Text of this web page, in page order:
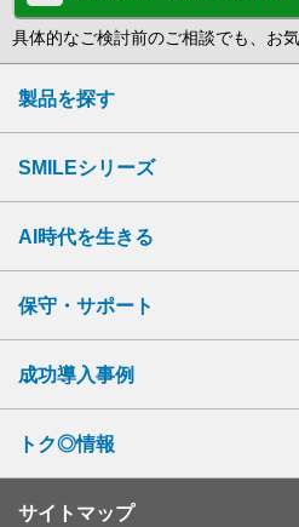
具体的なご検討前のご相談でも、お
製品を探す
SMILEシリーズ
AI時代を生きる
保守・サポート
成功導入事例
トク◎情報
サイトマップ